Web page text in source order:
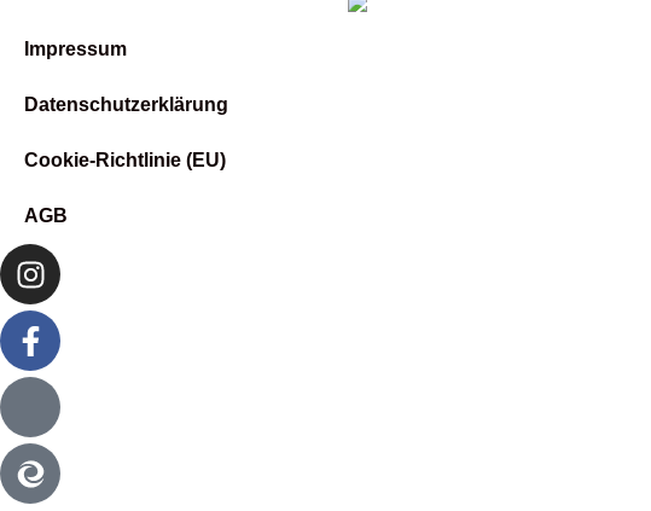
Impressum
Datenschutzerklärung
Cookie-Richtlinie (EU)
AGB